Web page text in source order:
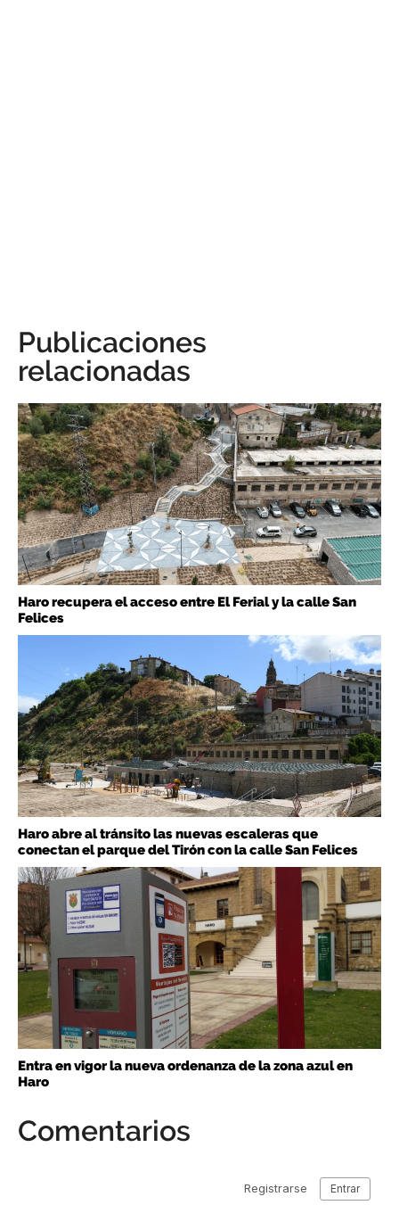
Publicaciones
relacionadas
Haro recupera el acceso entre El Ferial y la calle San
Felices
Haro abre al tránsito las nuevas escaleras que
conectan el parque del Tirón con la calle San Felices
Entra en vigor la nueva ordenanza de la zona azul en
Haro
Comentarios